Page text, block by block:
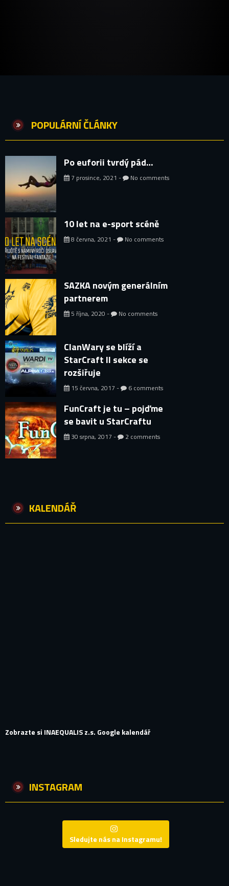
POPULÁRNÍ ČLÁNKY
Po euforii tvrdý pád…
7 prosince, 2021 - No comments
10 let na e-sport scéně
8 června, 2021 - No comments
SAZKA novým generálním
partnerem
5 října, 2020 - No comments
ClanWary se blíží a
StarCraft II sekce se
rozšiřuje
15 června, 2017 - 6 comments
FunCraft je tu – pojďme
se bavit u StarCraftu
30 srpna, 2017 - 2 comments
KALENDÁŘ
Zobrazte si INAEQUALIS z.s. Google kalendář
INSTAGRAM
Sledujte nás na Instagramu!